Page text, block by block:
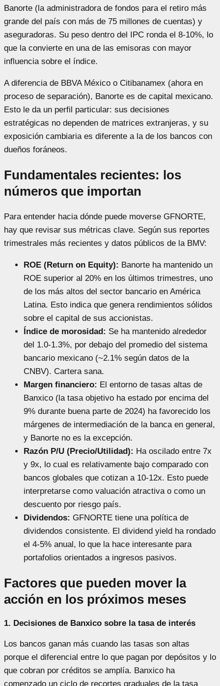
Banorte (la administradora de fondos para el retiro más
grande del país con más de 75 millones de cuentas) y
aseguradoras. Su peso dentro del IPC ronda el 8-10%, lo
que la convierte en una de las emisoras con mayor
influencia sobre el índice.
A diferencia de BBVA México o Citibanamex (ahora en
proceso de separación), Banorte es de capital mexicano.
Esto le da un perfil particular: sus decisiones
estratégicas no dependen de matrices extranjeras, y su
exposición cambiaria es diferente a la de los bancos con
dueños foráneos.
Fundamentales recientes: los
números que importan
Para entender hacia dónde puede moverse GFNORTE,
hay que revisar sus métricas clave. Según sus reportes
trimestrales más recientes y datos públicos de la BMV:
ROE (Return on Equity): Banorte ha mantenido un
ROE superior al 20% en los últimos trimestres, uno
de los más altos del sector bancario en América
Latina. Esto indica que genera rendimientos sólidos
sobre el capital de sus accionistas.
Índice de morosidad: Se ha mantenido alrededor
del 1.0-1.3%, por debajo del promedio del sistema
bancario mexicano (~2.1% según datos de la
CNBV). Cartera sana.
Margen financiero: El entorno de tasas altas de
Banxico (la tasa objetivo ha estado por encima del
9% durante buena parte de 2024) ha favorecido los
márgenes de intermediación de la banca en general,
y Banorte no es la excepción.
Razón P/U (Precio/Utilidad): Ha oscilado entre 7x
y 9x, lo cual es relativamente bajo comparado con
bancos globales que cotizan a 10-12x. Esto puede
interpretarse como valuación atractiva o como un
descuento por riesgo país.
Dividendos: GFNORTE tiene una política de
dividendos consistente. El dividend yield ha rondado
el 4-5% anual, lo que la hace interesante para
portafolios orientados a ingresos pasivos.
Factores que pueden mover la
acción en los próximos meses
1. Decisiones de Banxico sobre la tasa de interés
Los bancos ganan más cuando las tasas son altas
porque el diferencial entre lo que pagan por depósitos y lo
que cobran por créditos se amplía. Banxico ha
comenzado un ciclo de recortes graduales de la tasa